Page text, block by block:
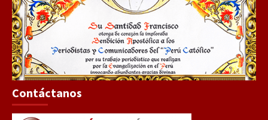
Contáctanos